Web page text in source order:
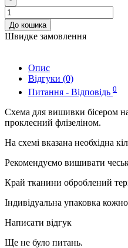
До кошика
Швидке замовлення
Опис
Відгуки (0)
Питання - Відповідь 0
Схема для вишивки бісером
проклеєний флізеліном.
На схемі вказана необхідна
Рекомендуємо вишивати
Край тканини оброблений
Індивідуальна упаковка
Написати відгук
Ще не було питань.